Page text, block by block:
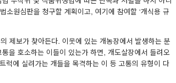
소원심판을 청구할 계획이고, 여기에 참여할 ‘개식용 규
제보가 찾아든다. 이웃에 있는 개농장에서 발생하는 분
을 호소하는 이들이 있는가 하면, 개도살장에서 들려오
럭에 실려가는 개들을 목격하는 이 등 고통의 유형이 다